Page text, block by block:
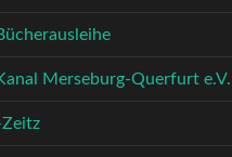
Merseburg-Querfurt e.V.
Zeitz